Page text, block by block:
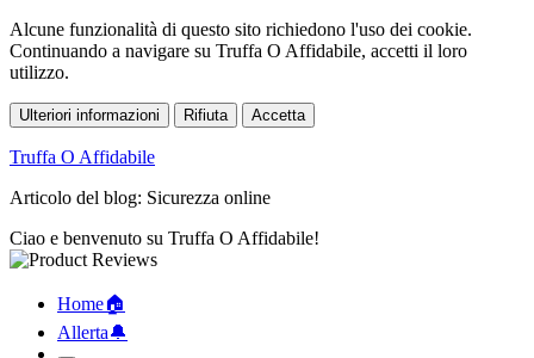
Alcune funzionalità di questo sito richiedono l'uso dei cookie.
Continuando a navigare su Truffa O Affidabile, accetti il loro
utilizzo.
Ulteriori informazioni Rifiuta Accetta
Truffa O Affidabile
Articolo del blog: Sicurezza online
Ciao e benvenuto su Truffa O Affidabile!
Home🏠︎
Allerta🔔︎